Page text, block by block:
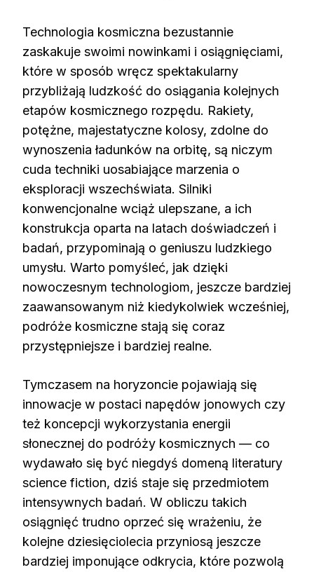
Technologia kosmiczna bezustannie
zaskakuje swoimi nowinkami i osiągnięciami,
które w sposób wręcz spektakularny
przybliżają ludzkość do osiągania kolejnych
etapów kosmicznego rozpędu. Rakiety,
potężne, majestatyczne kolosy, zdolne do
wynoszenia ładunków na orbitę, są niczym
cuda techniki uosabiające marzenia o
eksploracji wszechświata. Silniki
konwencjonalne wciąż ulepszane, a ich
konstrukcja oparta na latach doświadczeń i
badań, przypominają o geniuszu ludzkiego
umysłu. Warto pomyśleć, jak dzięki
nowoczesnym technologiom, jeszcze bardziej
zaawansowanym niż kiedykolwiek wcześniej,
podróże kosmiczne stają się coraz
przystępniejsze i bardziej realne.
Tymczasem na horyzoncie pojawiają się
innowacje w postaci napędów jonowych czy
też koncepcji wykorzystania energii
słonecznej do podróży kosmicznych — co
wydawało się być niegdyś domeną literatury
science fiction, dziś staje się przedmiotem
intensywnych badań. W obliczu takich
osiągnięć trudno oprzeć się wrażeniu, że
kolejne dziesięciolecia przyniosą jeszcze
bardziej imponujące odkrycia, które pozwolą